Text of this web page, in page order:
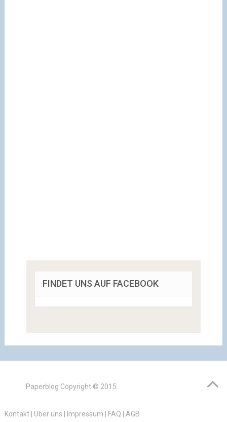
FINDET UNS AUF FACEBOOK
Paperblog Copyright © 2015.
Kontakt| Über uns Impressum FAQ AGB